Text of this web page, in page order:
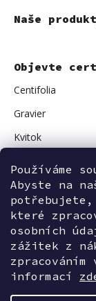
Používáme
Abyste na
potřebujete,
které
osobních
zážitek z
informací
Naše
Objevte
Centifolia
Gravier
Kvitok
Avant Skincare
Sonnentor
Kontaktujte